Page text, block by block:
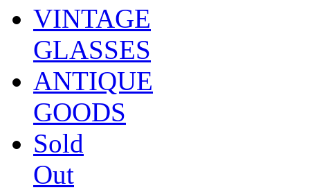
VINTAGE
GLASSES
ANTIQUE
GOODS
Sold
Out